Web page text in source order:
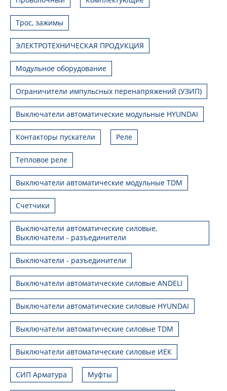
Трос, зажимы
ЭЛЕКТРОТЕХНИЧЕСКАЯ ПРОДУКЦИЯ
Модульное оборудование
Ограничители импульсных перенапряжений (УЗИП)
Выключатели автоматические модульные HYUNDAI
Контакторы пускатели Реле
Тепловое реле
Выключатели автоматические модульные TDM
Счетчики
Выключатели автоматические силовые,
Выключатели - разъединители
Выключатели - разъединители
Выключатели автоматические силовые ANDELI
Выключатели автоматические силовые HYUNDAI
Выключатели автоматические силовые TDM
Выключатели автоматические силовые ИЕК
СИП Арматура Муфты